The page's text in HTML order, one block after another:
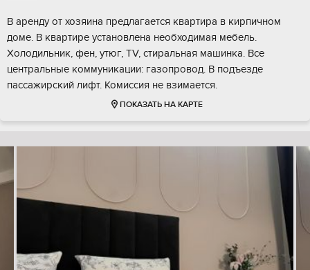
В аренду от хозяина предлагается квартира в кирпичном
доме. В квартире установлена необходимая мебель.
Холодильник, фен, утюг, TV, стиральная машинка. Все
центральные коммуникации: газопровод. В подъезде
пассажирский лифт. Комиссия не взимается.
ПОКАЗАТЬ НА КАРТЕ